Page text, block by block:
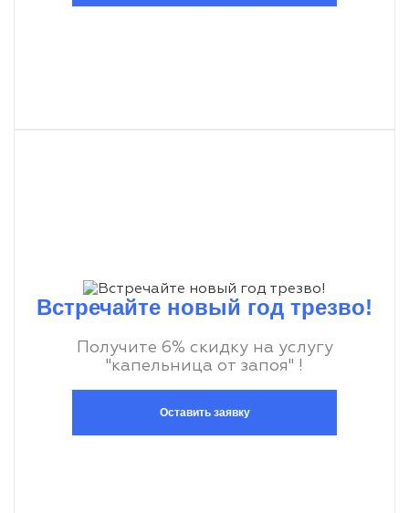
Встречайте новый год трезво!
Получите 6% скидку на услугу
"капельница от запоя" !
Оставить заявку